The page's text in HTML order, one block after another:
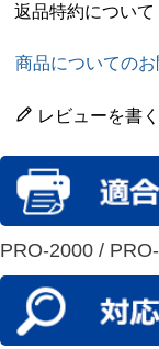
返品特約について
商品についての
レビューを書く
PRO-2000 /